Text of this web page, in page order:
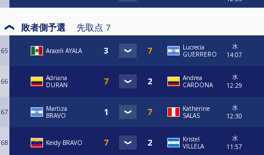
敗者側予選 先取点 7
65 Araceli AYALA
Lucrecia
GUERRERO
水
14:07
66
Adriana
DURAN
Andrea
CARDONA
水
12:29
67
Martiza
BRAVO
Katherine
SALAS
水
12:30
68 Keidy BRAVO
Kristel
VILLELA
水
11:57